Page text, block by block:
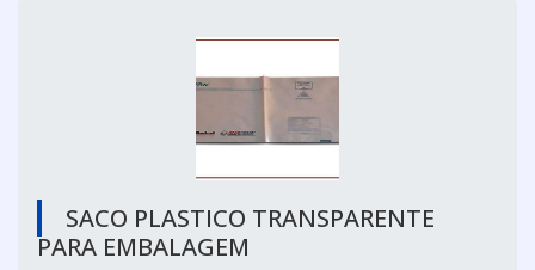
SACO PLASTICO TRANSPARENTE
PARA EMBALAGEM